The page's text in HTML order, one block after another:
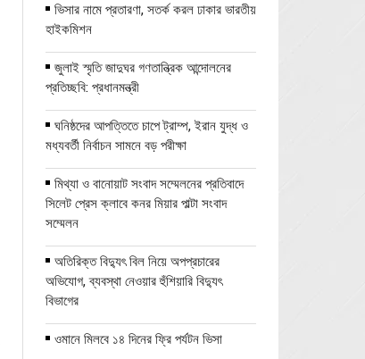
ভিসার নামে প্রতারণা, সতর্ক করল ঢাকার ভারতীয়
হাইকমিশন
জুলাই স্মৃতি জাদুঘর গণতান্ত্রিক আন্দোলনের
প্রতিচ্ছবি: প্রধানমন্ত্রী
ঘনিষ্ঠদের আপত্তিতে চাপে ট্রাম্প, ইরান যুদ্ধ ও
মধ্যবর্তী নির্বাচন সামনে বড় পরীক্ষা
মিথ্যা ও বানোয়াট সংবাদ সম্মেলনের প্রতিবাদে
সিলেট প্রেস ক্লাবে কনর মিয়ার পাল্টা সংবাদ
সম্মেলন
অতিরিক্ত বিদ্যুৎ বিল নিয়ে অপপ্রচারের
অভিযোগ, ব্যবস্থা নেওয়ার হুঁশিয়ারি বিদ্যুৎ
বিভাগের
ওমানে মিলবে ১৪ দিনের ফ্রি পর্যটন ভিসা